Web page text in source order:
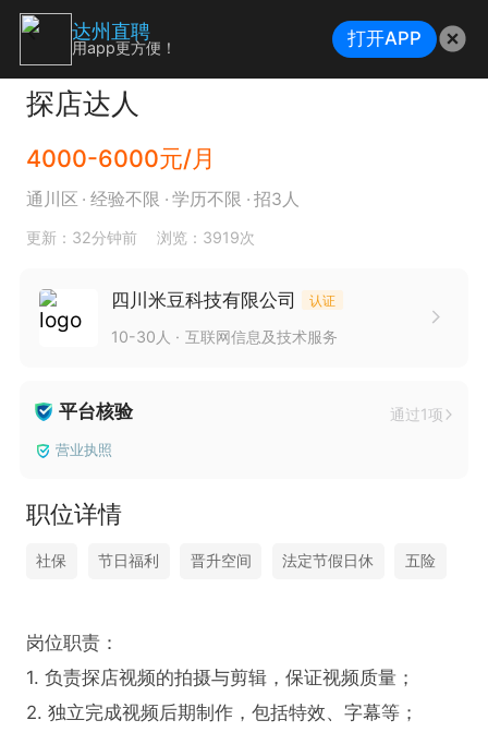
探店达人
4000-6000元/月
通川区 经验不限 学历不限 招3人
更新：32分钟前 浏览：3919次
四川米豆科技有限公司 认证
10-30人 互联网信息及技术服务
平台核验 通过1项
营业执照
职位详情
社保 节日福利 晋升空间 法定节假日休 五险
岗位职责：
1. 负责探店视频的拍摄与剪辑，保证视频质量；
2. 独立完成视频后期制作，包括特效、字幕等；
达州直聘
用app更方便！ 打开APP